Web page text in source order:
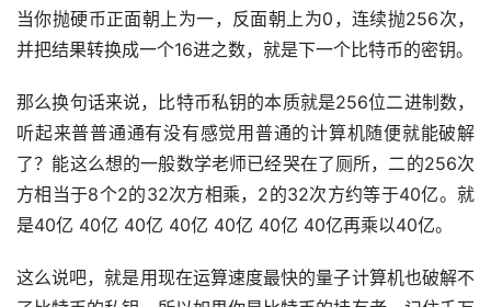
当你抛硬币正面朝上为一，反面朝上为0，连续抛256次，
并把结果转换成一个16进之数，就是下一个比特币的密钥。
那么换句话来说，比特币私钥的本质就是256位二进制数，
听起来普普通通有没有感觉用普通的计算机随便就能破解
了？能这么想的一般数学老师已经哭在了厕所，二的256次
方相当于8个2的32次方相乘，2的32次方约等于40亿。就
是40亿 40亿 40亿 40亿 40亿 40亿 40亿再乘以40亿。
这么说吧，就是用现在运算速度最快的量子计算机也破解不